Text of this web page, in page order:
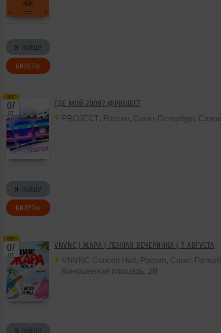
Я ПОЙДУ
БИЛЕТЫ
авг
07
пт
Я ПОЙДУ
БИЛЕТЫ
ГДЕ МОЙ 2008? @PROJECT
PROJECT, Россия , Санкт-Петербург,
авг
07
пт
Я ПОЙДУ
VNVNC | ЖАРА | ПЕННАЯ ВЕЧЕРИНКА | 7 АВГУСТА
VNVNC Concert Hall , Россия , Санкт-
Конюшенная площадь, 2B